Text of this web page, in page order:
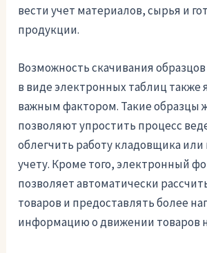
вести учет материалов, сырья и
продукции.
Возможность скачивания
в виде электронных таблиц также
важным фактором. Такие образцы
позволяют упростить процесс
облегчить работу кладовщика
учету. Кроме того, электронный
позволяет автоматически
товаров и предоставлять более
информацию о движении товаров